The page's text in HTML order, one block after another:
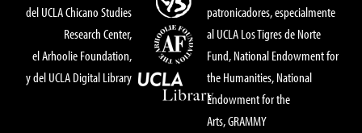
del UCLA Chicano Studies
Research Center,
el Arhoolie Foundation,
y del UCLA Digital Library
patronicadores, especialmente
al UCLA Los Tigres de Norte
Fund, National Endowment for
the Humanities, National
Endowment for the
Arts, GRAMMY